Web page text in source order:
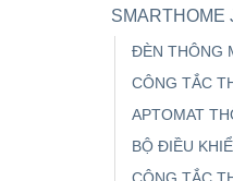
SMARTHOME
ĐÈN THÔNG
CÔNG TẮC
APTOMAT
BỘ ĐIỀU
CÔNG TẮC